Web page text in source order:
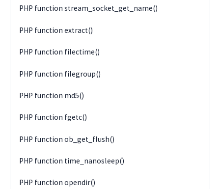
PHP function stream_socket_get_name()
PHP function extract()
PHP function filectime()
PHP function filegroup()
PHP function md5()
PHP function fgetc()
PHP function ob_get_flush()
PHP function time_nanosleep()
PHP function opendir()